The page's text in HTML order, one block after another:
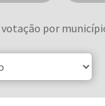
votação por